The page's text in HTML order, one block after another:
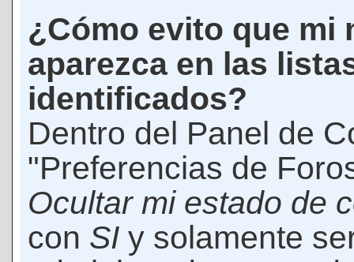
¿Cómo evito que mi
aparezca en las
identificados?
Dentro del Panel de
"Preferencias de
Ocultar mi estado de
con SI y solamente